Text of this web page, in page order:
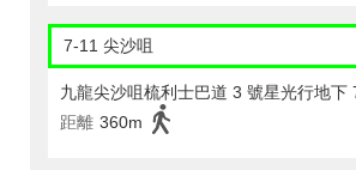
7-11 尖沙咀
九龍尖沙咀梳利士巴道 3 號星光行地下
距離 360m